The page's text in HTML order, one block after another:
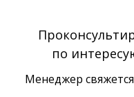
по
Менеджер